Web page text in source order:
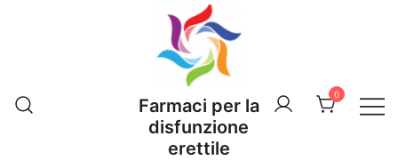
Farmaci per la
disfunzione
erettile
0